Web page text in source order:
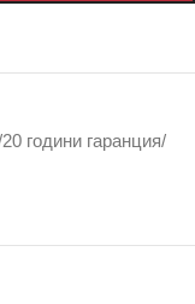
години гаранция/